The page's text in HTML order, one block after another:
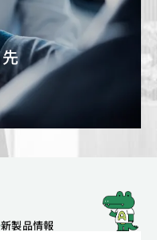
新製品情報